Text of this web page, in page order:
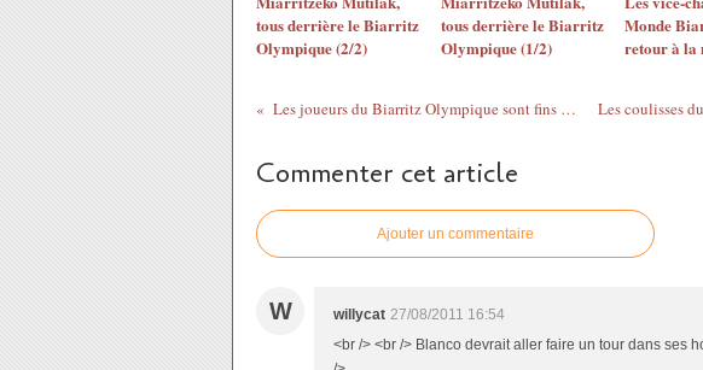
tous derrière le Biarritz
Olympique (2/2)
tous derrière le Biarritz
Olympique (1/2)
Monde
retour à la
Les joueurs du Biarritz Olympique sont fins prêts
Commenter cet article
Ajouter un commentaire
W willycat 27/08/2011 16:54
<br /> <br /> Blanco devrait aller faire un tour dans ses